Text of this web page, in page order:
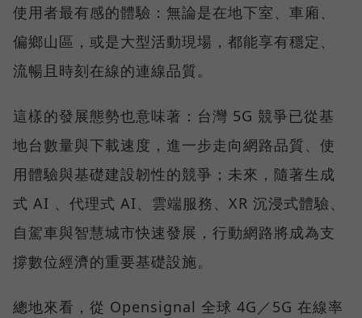
使用者最有感的體驗：無論是在地下室、車廂、
偏鄉山區，或是大型活動現場，都能享有穩定、
流暢且時刻在線的連線品質。
這樣的發展態勢也意味著：台灣 5G 競爭已從基
地台數量與下載速度，進一步走向網路品質、使
用體驗與基礎建設韌性的競爭；未來，隨著生成
式 AI 、代理式 AI、雲端服務、XR 沉浸式體驗、
自駕車與智慧城市快速發展，行動網路將成為支
撐數位經濟的重要基礎設施。
總地來看，從 Opensignal 全球 4G／5G 在線率